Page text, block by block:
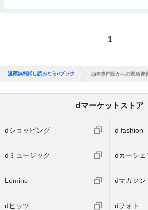
1
漫画無料試し読みならdブック 頭痛専門医からの緊急
dマーケットストア
dショッピング d fashion
dミュージック dカーシェ
Lemino dマガジン
dヒッツ dフォト